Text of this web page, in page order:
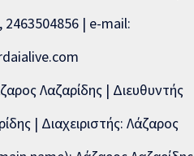
| e-mail:
Λαζαρίδης | Διευθυντής
| Διαχειριστής: Λάζαρος